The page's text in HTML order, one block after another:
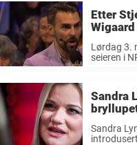
Etter
Lørdag 3.
seieren i
Sandra
Sandra